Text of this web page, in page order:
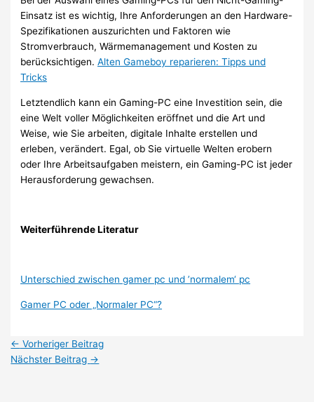
Einsatz ist es wichtig, Ihre Anforderungen an den Hardware-
Spezifikationen auszurichten und Faktoren wie
Stromverbrauch, Wärmemanagement und Kosten zu
berücksichtigen.Alten Gameboy reparieren: Tipps und
Tricks
Letztendlich kann ein Gaming-PC eine Investition sein, die
eine Welt voller Möglichkeiten eröffnet und die Art und
Weise, wie Sie arbeiten, digitale Inhalte erstellen und
erleben, verändert. Egal, ob Sie virtuelle Welten erobern
oder Ihre Arbeitsaufgaben meistern, ein Gaming-PC ist jeder
Herausforderung gewachsen.
Weiterführende Literatur
Unterschied zwischen gamer pc und ’normalem‘ pc
Gamer PC oder „Normaler PC“?
← Vorheriger Beitrag
Nächster Beitrag →